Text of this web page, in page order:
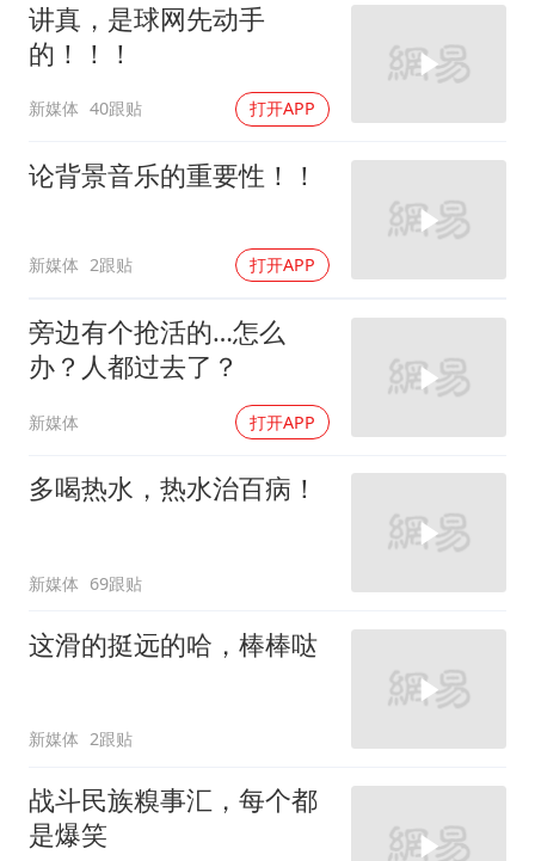
讲真，是球网先动手
的！！！
新媒体 40跟贴 打开APP
论背景音乐的重要性！！
新媒体 2跟贴 打开APP
旁边有个抢活的…怎么
办？人都过去了？
新媒体 打开APP
多喝热水，热水治百病！
新媒体 69跟贴
这滑的挺远的哈，棒棒哒
新媒体 2跟贴
战斗民族糗事汇，每个都
是爆笑